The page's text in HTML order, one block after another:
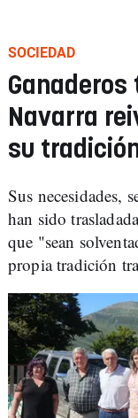
SOCIEDAD
Navarra
su
Sus necesidades,
han sido
que "sean
propia tradición